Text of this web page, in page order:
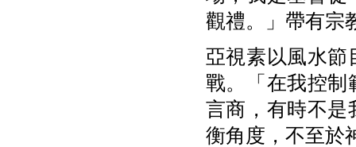
觀禮。」帶有宗
亞視素以風水節
戰。「在我控制
言商，有時不是
衡角度，不至於